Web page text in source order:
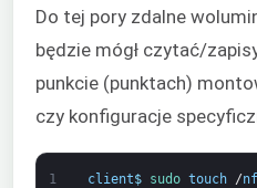
Do tej pory zdalne
będzie mógł czytać/
punkcie (punktach)
czy konfiguracje
1 client$ sudo touch /